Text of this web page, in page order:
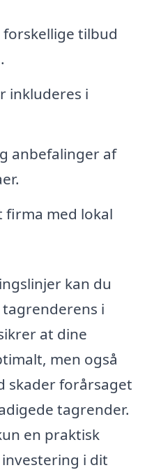
tilbud
inkluderes i
anbefalinger af
firma med lokal
kan du
i
at dine
men også
skader forårsaget
tagrender.
en praktisk
i dit